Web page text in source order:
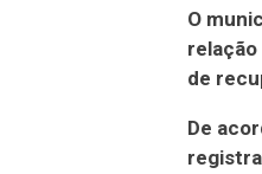
O
de
De